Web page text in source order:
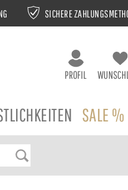
SICHERE
PROFIL
SALE %